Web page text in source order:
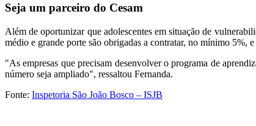
Seja um parceiro do Cesam
Além de oportunizar que adolescentes em situação de
médio e grande porte são obrigadas a contratar, no mínimo 5%,
"As empresas que precisam desenvolver o programa de
número seja ampliado", ressaltou Fernanda.
Fonte: Inspetoria São João Bosco – ISJB